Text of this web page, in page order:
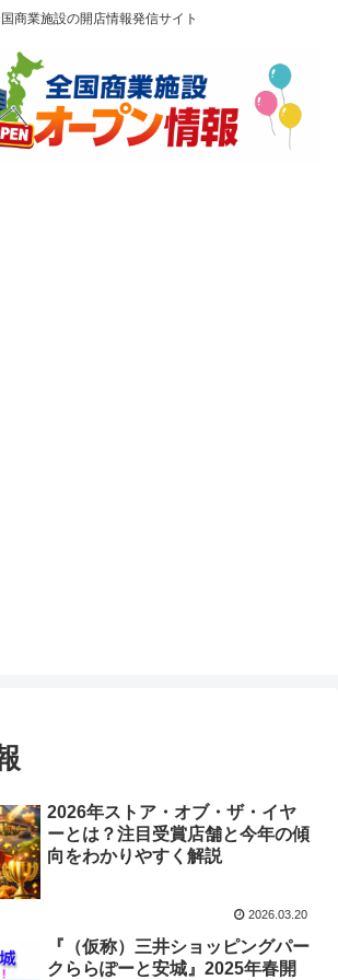
商業施設の開店情報発信サイト
2026年ストア・オブ・ザ・イヤ
ーとは？注目受賞店舗と今年の傾
向をわかりやすく解説
2026.03.20
『（仮称）三井ショッピングパー
クららぽーと安城』2025年春開